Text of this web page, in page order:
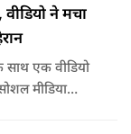
ने मचा
साथ एक वीडियो
मीडिया